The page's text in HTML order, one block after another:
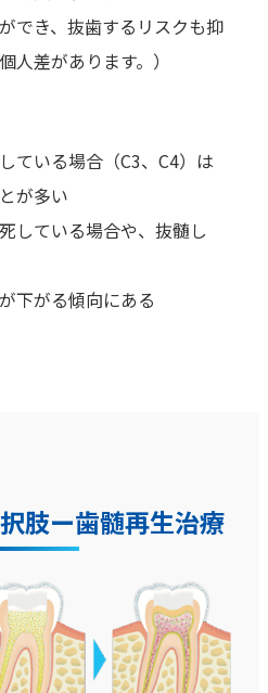
でき、抜歯するリスクも抑
差があります。）
ている場合（C3、C4）は
が多い
している場合や、抜髄し
下がる傾向にある
肢ー歯髄再生治療